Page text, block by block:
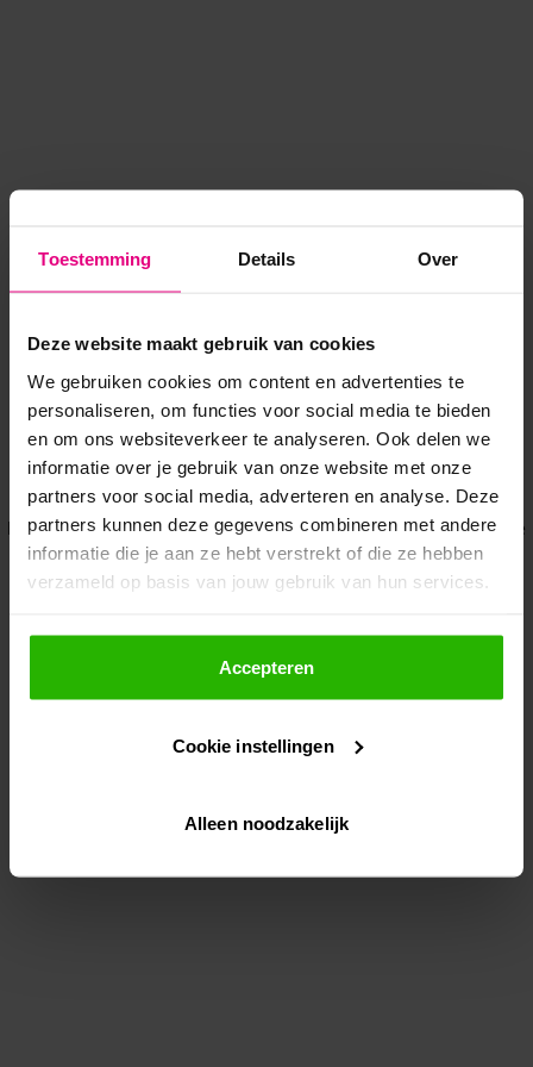
Toestemming Details Over
Deze website maakt gebruik van cookies
We gebruiken cookies om content en advertenties te
personaliseren, om functies voor social media te bieden
en om ons websiteverkeer te analyseren. Ook delen we
informatie over je gebruik van onze website met onze
partners voor social media, adverteren en analyse. Deze
partners kunnen deze gegevens combineren met andere
informatie die je aan ze hebt verstrekt of die ze hebben
verzameld op basis van jouw gebruik van hun services.
Als je op "Accepteer" klikt, dan geef je Voordeeluitjes.nl
toestemming om cookies voor social media en
gepersonaliseerde advertenties te plaatsen.
Lees hier meer over in onsprivacybeleid
Via "Cookie instellingen" kun je ook zelf instellen welke
Accepteren
Cookie instellingen
Alleen noodzakelijk
Application error: a client-side exception has occurred while
loadingwww.voordeeluitjes.nl (see the browser console for more
information).